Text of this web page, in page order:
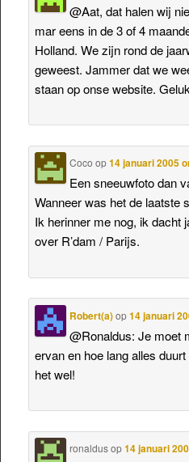
@Aat, dat halen wij
mar eens in de 3 of 4
Holland. We zijn rond de
geweest. Jammer dat we
staan op onse website.
Coco op14 januari 2005
Een sneeuwfoto dan
Wanneer was het de laatste
Ik herinner me nog, ik dacht
over R’dam / Parijs.
Robert(a)op14 januari
@Ronaldus: Je moet
ervan en hoe lang alles
het wel!
ronaldusop14 januari